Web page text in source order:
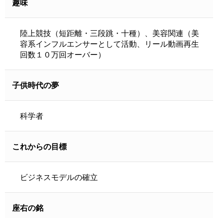
趣味
陸上競技（短距離・三段跳・十種）、美容関連（美
容系インフルエンサーとして活動、リール動画再生
回数１０万回オーバー）
子供時代の夢
科学者
これからの目標
ビジネスモデルの確立
座右の銘